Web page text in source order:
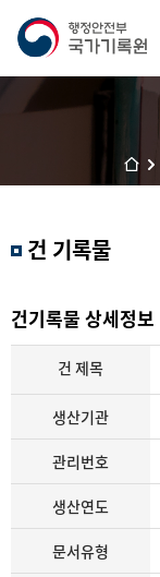
과
검
색
건 기록물
건기록물 상세정보
건 제목
생산기관
관리번호
생산연도
문서유형